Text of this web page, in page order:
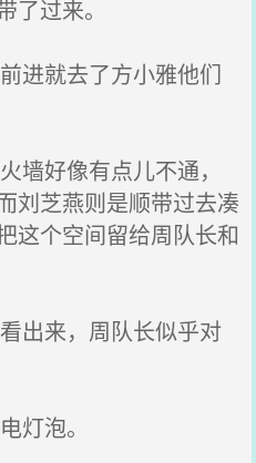
了过来。
进就去了方小雅他们
好像有点儿不通，
刘芝燕则是顺带过去凑
这个空间留给周队长和
出来，周队长似乎对
灯泡。